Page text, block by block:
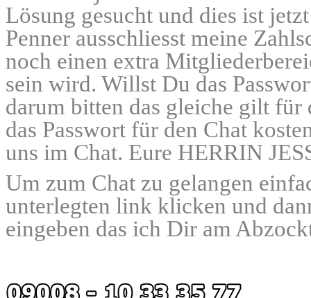
Lösung gesucht und dies ist
Penner ausschliesst meine
noch einen extra
sein wird. Willst Du das
darum bitten das gleiche gilt
das Passwort für den Chat
uns im Chat. Eure HERRIN
Um zum Chat zu gelangen
unterlegten link klicken und
eingeben das ich Dir am